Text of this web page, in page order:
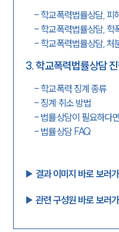
- 학교폭력법률상담, 피
- 학교폭력법률상담, 학
- 학교폭력법률상담, 처
3.학교폭력법률상담 진
- 학교폭력 징계 종류
- 징계 취소 방법
- 법률상담이 필요하다
- 법률상담 FAQ
▶︎ 결과 이미지 바로 보러가
▶︎ 관련 구성원 바로 보러가